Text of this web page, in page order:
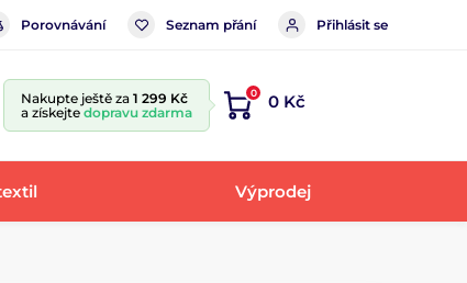
Porovnávání Seznam přání Přihlásit se
Nakupte ještě za 1 299 Kč
a získejte dopravu zdarma
0 0 Kč
Výprodej